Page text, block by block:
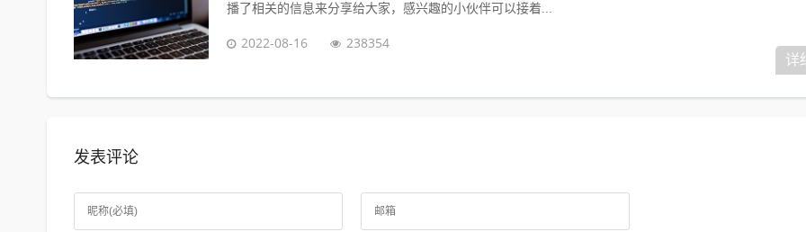
播了相关的信息来分享给大家，感兴趣的小伙伴可以接着...
2022-08-16 238354
详
发表评论